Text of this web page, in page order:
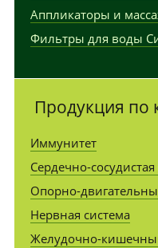
Аппликаторы и
Фильтры для воды
Продукция по
Иммунитет
Сердечно-
Опорно-
Нервная система
Желудочно-